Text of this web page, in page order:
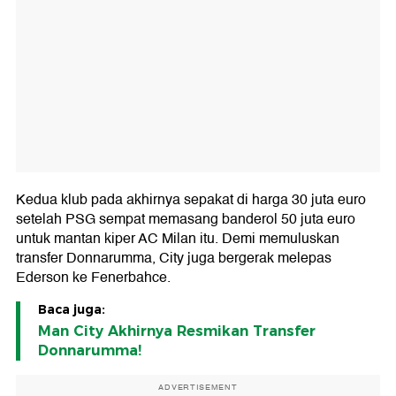
Kedua klub pada akhirnya sepakat di harga 30 juta euro
setelah PSG sempat memasang banderol 50 juta euro
untuk mantan kiper AC Milan itu. Demi memuluskan
transfer Donnarumma, City juga bergerak melepas
Ederson ke Fenerbahce.
Baca juga:
Man City Akhirnya Resmikan Transfer
Donnarumma!
ADVERTISEMENT